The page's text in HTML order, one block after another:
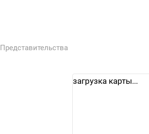
Представительства
загрузка карты...